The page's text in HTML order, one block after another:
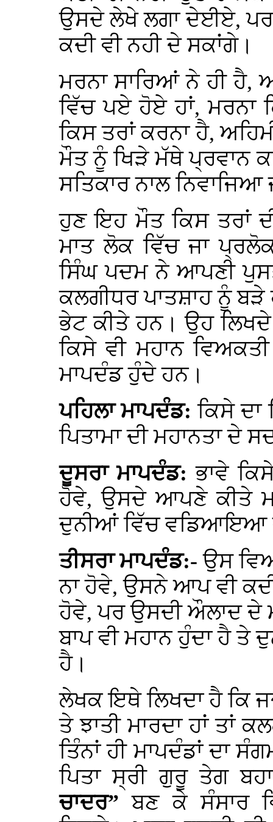
ਉਸਦੇ ਲੇਖੇ ਲਗਾ ਦੇਈਏ, ਪਰ
ਕਦੀ ਵੀ ਨਹੀ ਦੇ ਸਕਾਂਗੇ।
ਮਰਨਾ ਸਾਰਿਆਂ ਨੇ ਹੀ
ਵਿੱਚ ਪਏ ਹੋਏ ਹਾਂ, ਮਰਨਾ
ਕਿਸ ਤਰਾਂ ਕਰਨਾ ਹੈ,
ਮੌਤ ਨੂੰ ਖਿੜੇ ਮੱਥੇ ਪ੍ਰਵਾਨ
ਸਤਿਕਾਰ ਨਾਲ ਨਿਵਾਜਿਆ
ਹੁਣ ਇਹ ਮੌਤ ਕਿਸ ਤਰਾਂ
ਮਾਤ ਲੋਕ ਵਿੱਚ ਜਾ
ਸਿੰਘ ਪਦਮ ਨੇ ਆਪਣੀ
ਕਲਗੀਧਰ ਪਾਤਸ਼ਾਹ ਨੂੰ
ਭੇਟ ਕੀਤੇ ਹਨ। ਉਹ
ਕਿਸੇ ਵੀ ਮਹਾਨ
ਮਾਪਦੰਡ ਹੁੰਦੇ ਹਨ।
ਪਹਿਲਾ ਮਾਪਦੰਡ:ਕਿਸੇ ਦਾ
ਪਿਤਾਮਾ ਦੀ ਮਹਾਨਤਾ ਦੇ
ਦੂਸਰਾ ਮਾਪਦੰਡ:ਭਾਵੇ
ਹੋਵੇ, ਉਸਦੇ ਆਪਣੇ ਕੀਤੇ
ਦੁਨੀਆਂ ਵਿੱਚ ਵਡਿਆਇਆ
ਤੀਸਰਾ ਮਾਪਦੰਡ:-ਉਸ
ਨਾ ਹੋਵੇ, ਉਸਨੇ ਆਪ ਵੀ
ਹੋਵੇ, ਪਰ ਉਸਦੀ ਔਲਾਦ ਦੇ
ਬਾਪ ਵੀ ਮਹਾਨ ਹੁੰਦਾ ਹੈ
ਹੈ।
ਲੇਖਕ ਇਥੇ ਲਿਖਦਾ ਹੈ ਕਿ
ਤੇ ਝਾਤੀ ਮਾਰਦਾ ਹਾਂ ਤਾਂ
ਤਿੰਨਾਂ ਹੀ ਮਾਪਦੰਡਾਂ ਦਾ
ਪਿਤਾ ਸ੍ਰੀ ਗੁਰੂ ਤੇਗ
ਚਾਦਰ”ਬਣ ਕੇ ਸੰਸਾਰ